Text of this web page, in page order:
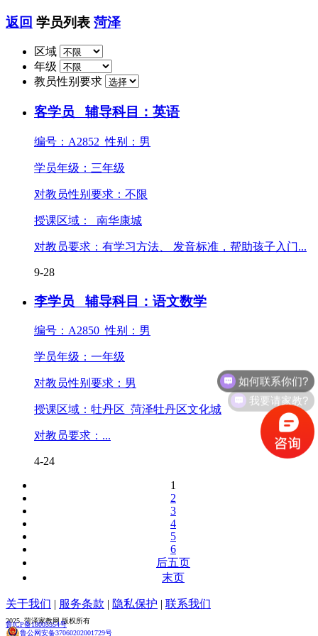
返回 学员列表 菏泽
区域
年级
教员性别要求
客学员 辅导科目：英语
编号：A2852 性别：男
学员年级：三年级
对教员性别要求：不限
授课区域： 南华康城
对教员要求：有学习方法、 发音标准，帮助孩子入门...
9-28
李学员 辅导科目：语文数学
编号：A2850 性别：男
学员年级：一年级
对教员性别要求：男
授课区域：牡丹区 菏泽牡丹区文化城
对教员要求：...
4-24
1
2
3
4
5
6
后五页
末页
关于我们 | 服务条款 | 隐私保护 | 联系我们
2025 菏泽家教网 版权所有
鲁ICP备18005554号
鲁公网安备37060202001729号
我要请家教?
如何联系你们?